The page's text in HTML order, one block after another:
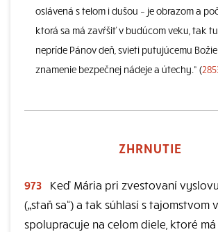
oslávená s telom i dušou – je obrazom a
ktorá sa má zavŕšiť v budúcom veku, tak
nepríde Pánov deň, svieti putujúcemu
znamenie bezpečnej nádeje a útechy.“ (
ZHRNUTIE
973
Keď Mária pri zvestovaní
(„staň sa“) a tak súhlasí s tajomstvom
spolupracuje na celom diele, ktoré